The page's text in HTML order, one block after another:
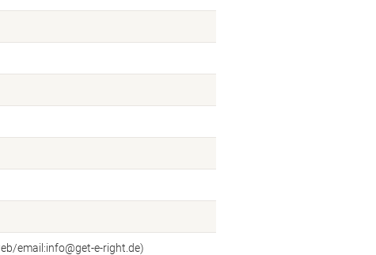
email:info@get-e-right.de)